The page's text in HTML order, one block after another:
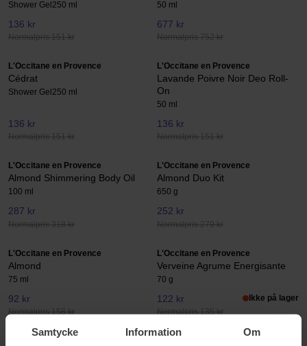
Samtycke Information Om
Shower Gel250 ml
136 kr
Normalpris 151 kr
50 ml
677 kr
Normalpris 752 kr
L'Occitane en Provence
Cédrat
Shower Gel 250 ml
136 kr
Normalpris 151 kr
L'Occitane en Provence
Lavande Poivre Noir Deo Roll-
On
50 ml
136 kr
Normalpris 151 kr
L'Occitane en Provence
Almond Shimmering Body Oil
100 ml
287 kr
Normalpris 318 kr
L'Occitane en Provence
Almond Duo Kit
650 g
252 kr
Normalpris 279 kr
L'Occitane en Provence
Almond
75 ml
92 kr
Normalpris 158 kr
L'Occitane en Provence
Verveine Agrume Energisante
70 g
122 kr
Normalpris 135 kr
Ikke på lager
L'Occitane en Provence